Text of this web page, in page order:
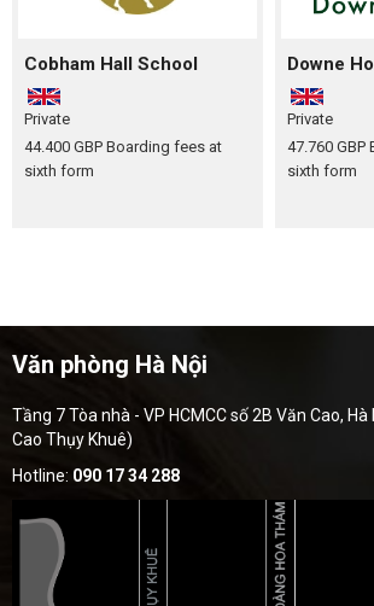
Cobham Hall School
Private
44.400 GBP Boarding fees at
sixth form
Downe
Private
47.760 GBP
sixth form
Văn phòng Hà Nội
Tầng 7 Tòa nhà - VP HCMCC số 2B Văn Cao,
Cao Thụy Khuê)
Hotline: 090 17 34 288